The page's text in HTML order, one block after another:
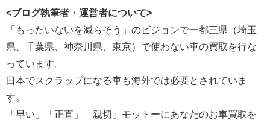
<ブログ執筆者・運営者について>
「もったいないを減らそう」のビジョンで一都三県（埼玉
県、千葉県、神奈川県、東京）で使わない車の買取を行な
っています。
日本でスクラップになる車も海外では必要とされていま
す。
「早い」「正直」「親切」モットーにあなたのお車買取を